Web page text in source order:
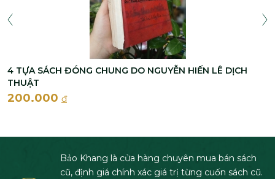
4 TỰA SÁCH ĐÓNG CHUNG DO NGUYỄN HIẾN LÊ DỊCH
THUẬT
200.000 đ
Bảo Khang là cửa hàng chuyên mua bán sách
cũ, định giá chính xác giá trị từng cuốn sách cũ.